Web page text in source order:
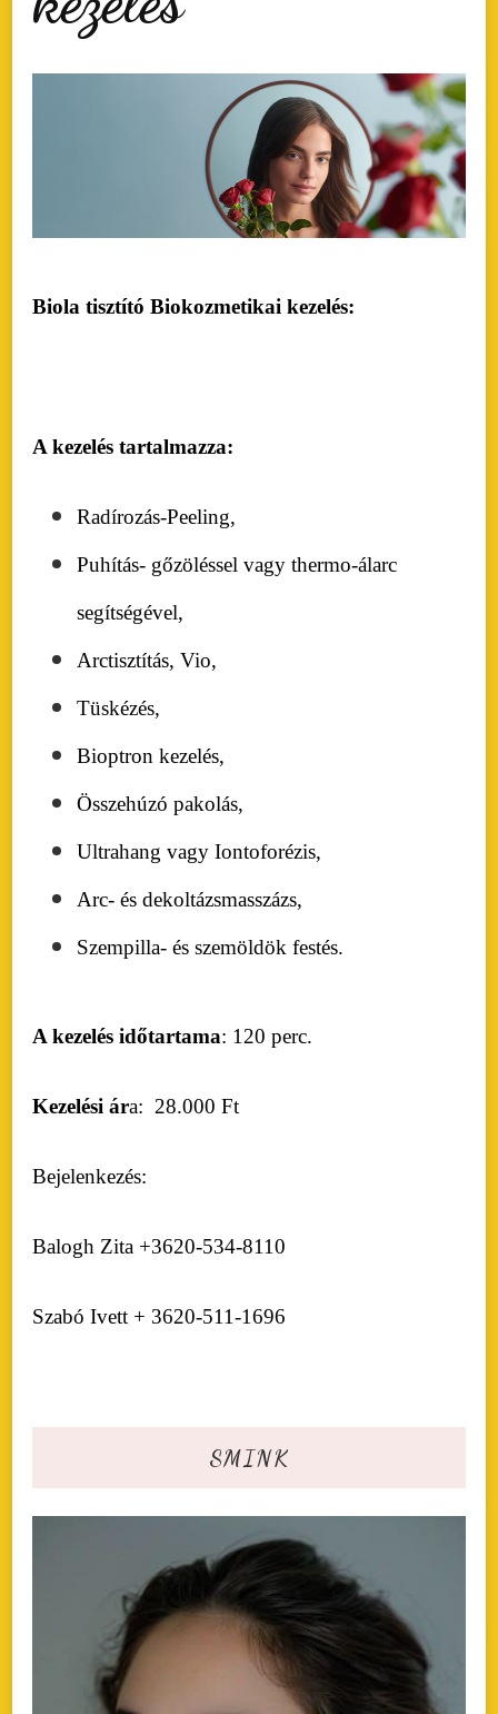
Biola tisztító Biokozmetikai kezelés:
A kezelés tartalmazza:
Radírozás-Peeling,
Puhítás- gőzöléssel vagy thermo-álarc
segítségével,
Arctisztítás, Vio,
Tüskézés,
Bioptron kezelés,
Összehúzó pakolás,
Ultrahang vagy Iontoforézis,
Arc- és dekoltázsmasszázs,
Szempilla- és szemöldök festés.
A kezelés időtartama: 120 perc.
Kezelési ára: 28.000 Ft
Bejelenkezés:
Balogh Zita +3620-534-8110
Szabó Ivett + 3620-511-1696
SMINK